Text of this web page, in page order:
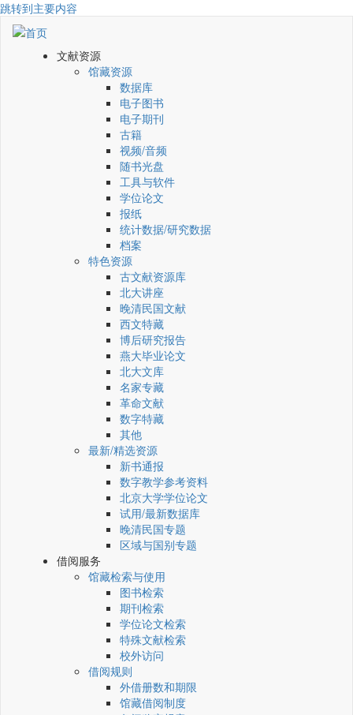
跳转到主要内容
文献资源
馆藏资源
数据库
电子图书
电子期刊
古籍
视频/音频
随书光盘
工具与软件
学位论文
报纸
统计数据/研究数据
档案
特色资源
古文献资源库
北大讲座
晚清民国文献
西文特藏
博后研究报告
燕大毕业论文
北大文库
名家专藏
革命文献
数字特藏
其他
最新/精选资源
新书通报
数字教学参考资料
北京大学学位论文
试用/最新数据库
晚清民国专题
区域与国别专题
借阅服务
馆藏检索与使用
图书检索
期刊检索
学位论文检索
特殊文献检索
校外访问
借阅规则
外借册数和期限
馆藏借阅制度